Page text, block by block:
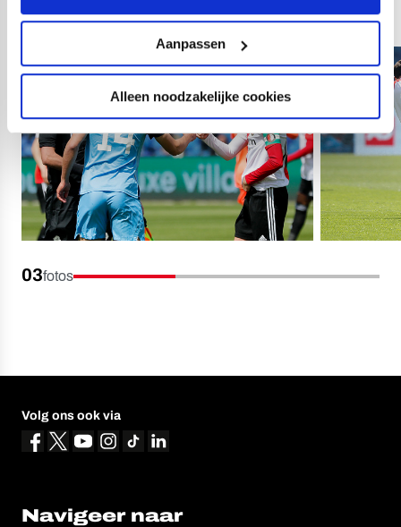
Aanpassen
Alleen noodzakelijke cookies
03fotos
Volg ons ook via
Navigeer naar